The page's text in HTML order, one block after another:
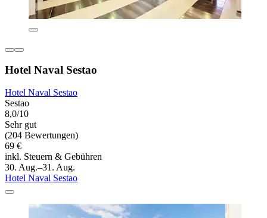
Hotel Naval Sestao
Hotel Naval Sestao
Sestao
8,0/10
Sehr gut
(204 Bewertungen)
69 €
inkl. Steuern & Gebühren
30. Aug.–31. Aug.
Hotel Naval Sestao